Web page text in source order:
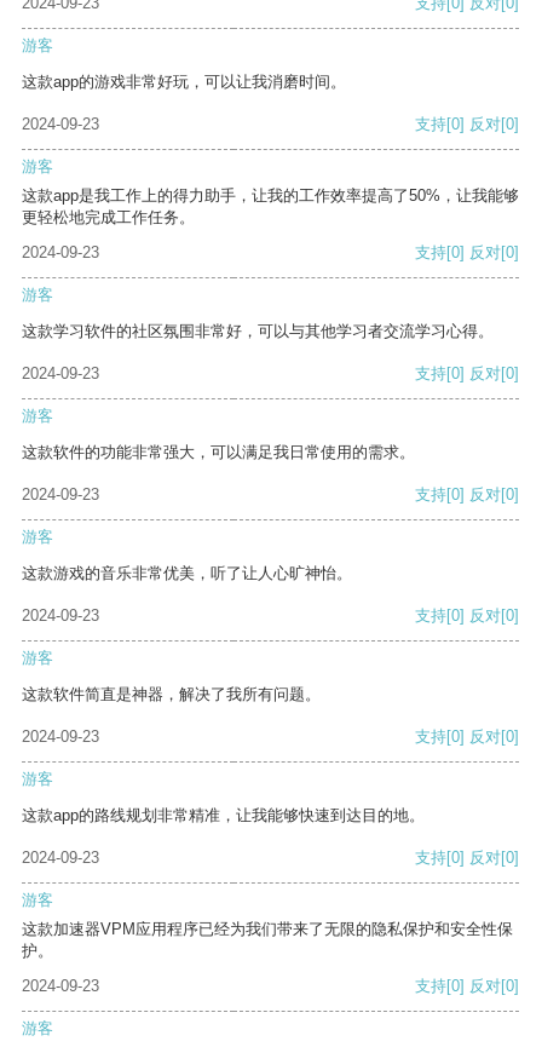
游客
这款app的游戏非常好玩，可以让我消磨时间。
2024-09-23 支持[0] 反对[0]
游客
这款app是我工作上的得力助手，让我的工作效率提高了50%，让我能够
更轻松地完成工作任务。
2024-09-23
支持[0] 反对[0]
游客
这款学习软件的社区氛围非常好，可以与其他学习者交流学习心得。
2024-09-23 支持[0] 反对[0]
游客
这款软件的功能非常强大，可以满足我日常使用的需求。
2024-09-23 支持[0] 反对[0]
游客
这款游戏的音乐非常优美，听了让人心旷神怡。
2024-09-23 支持[0] 反对[0]
游客
这款软件简直是神器，解决了我所有问题。
2024-09-23 支持[0] 反对[0]
游客
这款app的路线规划非常精准，让我能够快速到达目的地。
2024-09-23 支持[0] 反对[0]
游客
这款加速器VPM应用程序已经为我们带来了无限的隐私保护和安全性保
护。
2024-09-23
支持[0] 反对[0]
游客